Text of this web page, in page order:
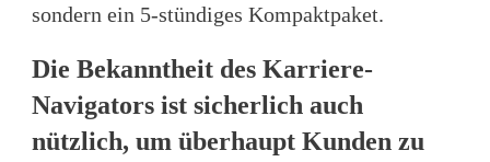
sondern ein 5-stündiges Kompaktpaket.
Die Bekanntheit des Karriere-
Navigators ist sicherlich auch
nützlich, um überhaupt Kunden zu